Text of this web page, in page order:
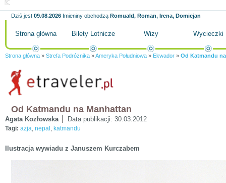
Dziś jest 09.08.2026 Imieniny obchodzą Romuald, Roman, Irena, Domicjan
Strona główna Bilety Lotnicze Wizy Wycieczki
Strona główna » Strefa Podróżnika »Ameryka Południowa » Ekwador » Od Katmandu
Od Katmandu na Manhattan
Agata Kozłowska Data publikacji: 30.03.2012
Tagi: azja, nepal , katmandu
Ilustracja wywiadu z Januszem Kurczabem